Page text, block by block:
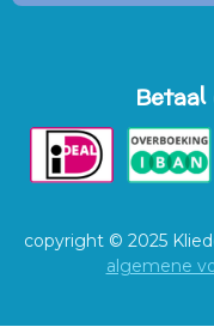
Betaal
copyright © 2025
algemene